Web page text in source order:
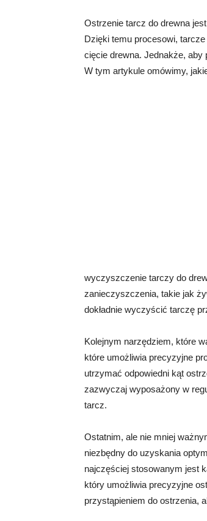
Ostrzenie tarcz do drewna
Dzięki temu procesowi,
cięcie drewna. Jednakże, aby
W tym artykule omówimy,
wyczyszczenie tarczy do
zanieczyszczenia, takie jak
dokładnie wyczyścić tarczę
Kolejnym narzędziem, które
które umożliwia precyzyjne
utrzymać odpowiedni kąt
zazwyczaj wyposażony w
tarcz.
Ostatnim, ale nie mniej
niezbędny do uzyskania
najczęściej stosowanym jest
który umożliwia precyzyjne
przystąpieniem do ostrzenia,